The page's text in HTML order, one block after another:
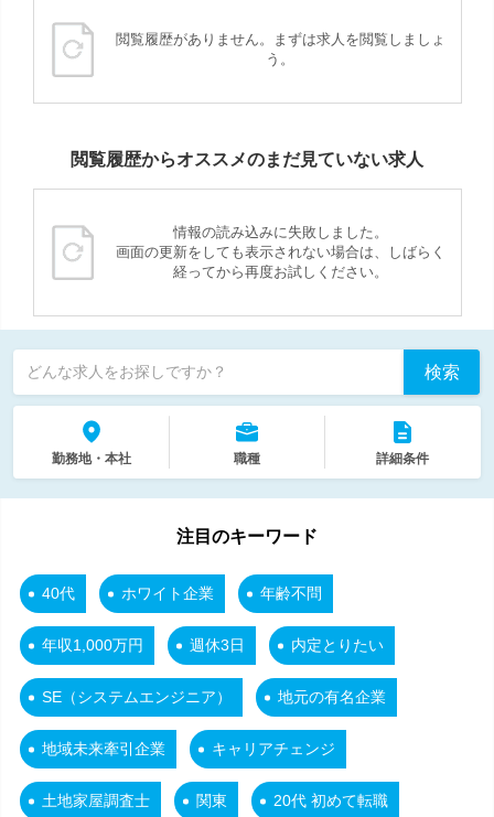
閲覧履歴がありません。まずは求人を閲覧しましょ
う。
閲覧履歴からオススメのまだ見ていない求人
情報の読み込みに失敗しました。
画面の更新をしても表示されない場合は、しばらく
経ってから再度お試しください。
どんな求人をお探しですか？ 検索
勤務地・本社 職種 詳細条件
注目のキーワード
40代 ホワイト企業 年齢不問
年収1,000万円 週休3日 内定とりたい
SE（システムエンジニア） 地元の有名企業
地域未来牽引企業 キャリアチェンジ
土地家屋調査士 関東 20代 初めて転職